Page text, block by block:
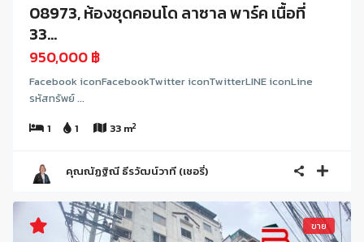
08973, ห้องชุดคอนโด ลาซาล พาร์ค เนื้อที่
33...
950,000 ฿
Facebook iconFacebookTwitter iconTwitterLINE iconLine
รหัสทรัพย์ ...
1
1 33 m2
คุณณัฏฐิณี ธีรวัฒน์วาที (เชอรี่)
ขาย